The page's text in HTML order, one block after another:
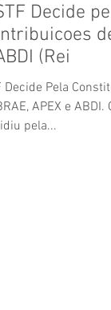
Decide
(Rei
Decide Pela
APEX e
pela...